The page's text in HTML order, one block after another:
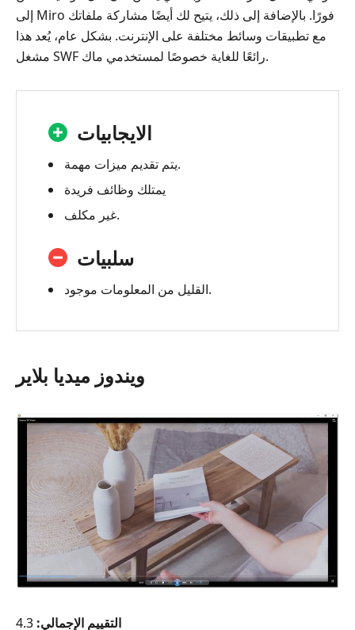
إلى Miro فورًا. بالإضافة إلى ذلك، يتيح لك أيضًا مشاركة ملفاتك
مع تطبيقات وسائط مختلفة على الإنترنت. بشكل عام، يُعد هذا
مشغل ‎SWF‎ رائعًا للغاية خصوصًا لمستخدمي ماك.
الايجابيات
يتم تقديم ميزات مهمة.
يمتلك وظائف فريدة
غير مكلف.
سلبيات
القليل من المعلومات موجود.
ويندوز ميديا بلاير
التقييم الإجمالي: